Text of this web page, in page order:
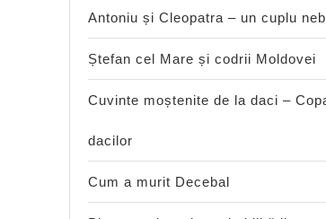
Antoniu și Cleopatra – un cuplu
Ștefan cel Mare și codrii Moldovei
Cuvinte moștenite de la daci –
dacilor
Cum a murit Decebal